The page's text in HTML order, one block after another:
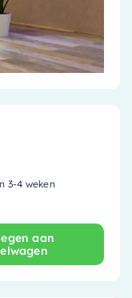
3-4 weken
- 170x80cm -
aan